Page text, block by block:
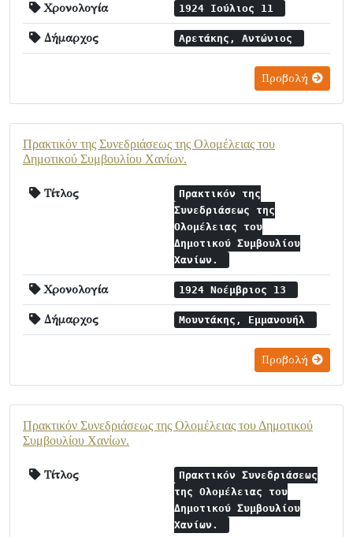
Χρονολογία 1924 Ιούλιος 11
Δήμαρχος Αρετάκης, Αντώνιος
Προβολή
Πρακτικόν της Συνεδριάσεως της Ολομέλειας του
Δημοτικού Συμβουλίου Χανίων.
Τίτλος
Πρακτικόν της
Συνεδριάσεως της
Ολομέλειας του
Δημοτικού Συμβουλίου
Χανίων.
Χρονολογία 1924 Νοέμβριος 13
Δήμαρχος Μουντάκης, Εμμανουήλ
Προβολή
Πρακτικόν Συνεδριάσεως της Ολομέλειας του Δημοτικού
Συμβουλίου Χανίων.
Τίτλος
Πρακτικόν Συνεδριάσεως
της Ολομέλειας του
Δημοτικού Συμβουλίου
Χανίων.